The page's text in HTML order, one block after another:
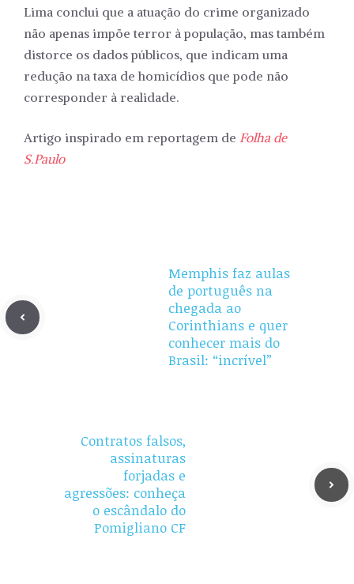
Lima conclui que a atuação do crime organizado
não apenas impõe terror à população, mas também
distorce os dados públicos, que indicam uma
redução na taxa de homicídios que pode não
corresponder à realidade.
Artigo inspirado em reportagem de Folha de
S.Paulo
Memphis faz aulas
de português na
chegada ao
Corinthians e quer
conhecer mais do
Brasil: “incrível”
Contratos falsos,
assinaturas
forjadas e
agressões: conheça
o escândalo do
Pomigliano CF